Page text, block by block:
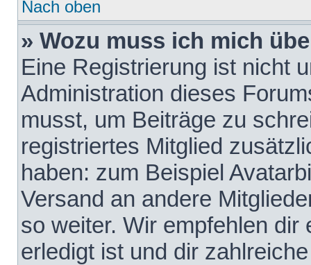
Nach oben
» Wozu muss ich mich
Eine Registrierung ist nicht
Administration dieses
musst, um Beiträge zu
registriertes Mitglied
haben: zum Beispiel
Versand an andere
so weiter. Wir empfehlen
erledigt ist und dir